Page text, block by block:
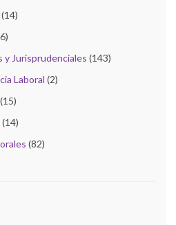
(14)
y Jurisprudenciales (143)
Laboral (2)
(15)
(14)
(82)